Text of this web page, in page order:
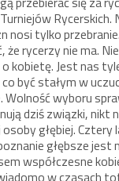
nosi tylko
rycerzy nie ma.
kobietę. Jest nas
być stałym w
Wolność wyboru
dziś związki, nikt
głębiej.
głębsze jest
współczesne